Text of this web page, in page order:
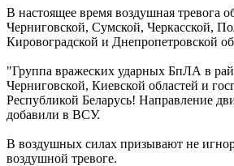
В настоящее время воздушная тревога
Черниговской, Сумской, Черкасской,
Кировоградской и Днепропетровской
"Группа вражеских ударных БпЛА в
Черниговской, Киевской областей и
Республикой Беларусь! Направление
добавили в ВСУ.
В воздушных силах призывают не
воздушной тревоге.